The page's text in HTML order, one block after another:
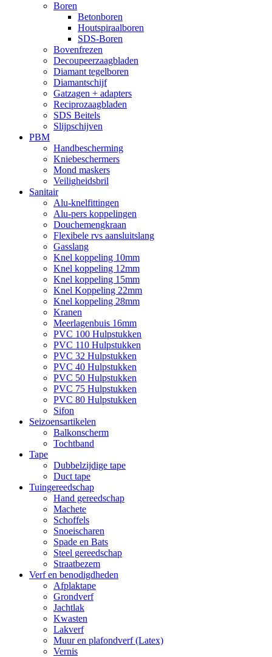
Boren
Betonboren
Houtspiraalboren
SDS-Boren
Bovenfrezen
Decoupeerzaagbladen
Diamant tegelboren
Diamantschijf
Gatzagen + adapters
Reciprozaagbladen
SDS Beitels
Slijpschijven
PBM
Handbescherming
Kniebeschermers
Mond maskers
Veiligheidsbril
Sanitair
Alu-knelfittingen
Alu-pers koppelingen
Douchemengkraan
Flexibele rvs aansluitslang
Gasslang
Knel koppeling 10mm
Knel koppeling 12mm
Knel koppeling 15mm
Knel Koppeling 22mm
Knel koppeling 28mm
Kranen
Meerlagenbuis 16mm
PVC 100 Hulpstukken
PVC 110 Hulpstukken
PVC 32 Hulpstukken
PVC 40 Hulpstukken
PVC 50 Hulpstukken
PVC 75 Hulpstukken
PVC 80 Hulpstukken
Sifon
Seizoensartikelen
Balkonscherm
Tochtband
Tape
Dubbelzijdige tape
Duct tape
Tuingereedschap
Hand gereedschap
Machete
Schoffels
Snoeischaren
Spade en Bats
Steel gereedschap
Straatbezem
Verf en benodigdheden
Afplaktape
Grondverf
Jachtlak
Kwasten
Lakverf
Muur en plafondverf (Latex)
Vernis